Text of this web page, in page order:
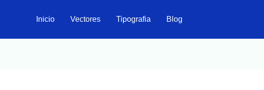
Inicio Vectores Tipografia Blog